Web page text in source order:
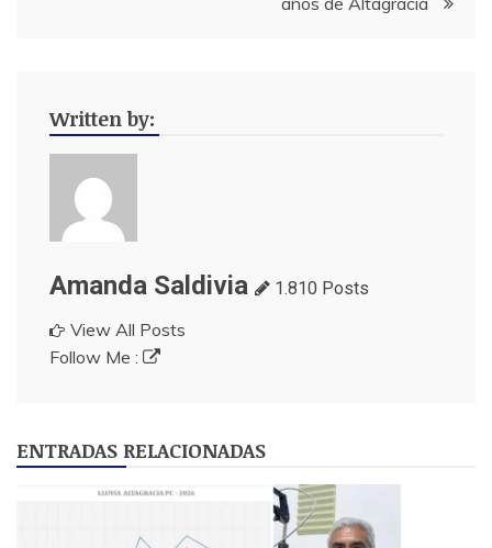
Written by:
Amanda Saldivia 1.810 Posts
View All Posts
Follow Me :
ENTRADAS RELACIONADAS